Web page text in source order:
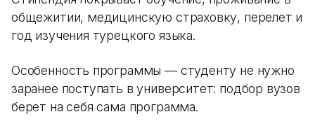
общежитии, медицинскую страховку, перелет и
год изучения турецкого языка.
Особенность программы — студенту не нужно
заранее поступать в университет: подбор вузов
берет на себя сама программа.